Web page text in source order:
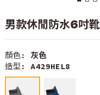
男款休閒防水6吋靴
顏色: 灰色
造型: A429HEL8